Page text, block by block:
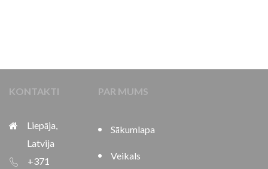
KONTAKTI
Liepāja,
Latvija
+371
PAR MUMS
Sākumlapa
Veikals